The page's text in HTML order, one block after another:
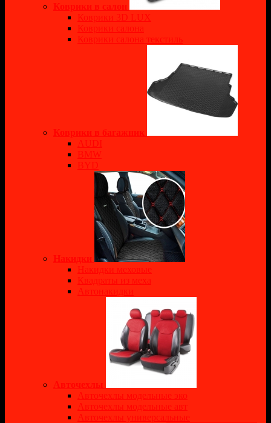
Коврики в салон
Коврики 3D LUX
Коврики салона
Коврики салона текстиль
Коврики в багажник
AUDI
BMW
BYD
Накидки
Накидки меховые
Квадраты из меха
Автонакидки
Авточехлы
Авточехлы модельные эко
Авточехлы модельные авт
Авточехлы универсальные